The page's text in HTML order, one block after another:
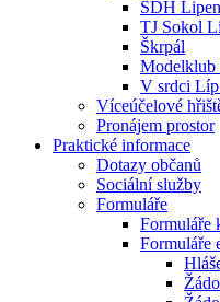
SDH
TJ Sokol
Škrpál
Modelklub
V srdci Líp
Víceúčelové
Pronájem prostor
Praktické informace
Dotazy občanů
Sociální služby
Formuláře
Formuláře
Formuláře